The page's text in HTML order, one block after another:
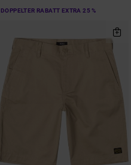
DOPPELTER RABATT EXTRA 25 %